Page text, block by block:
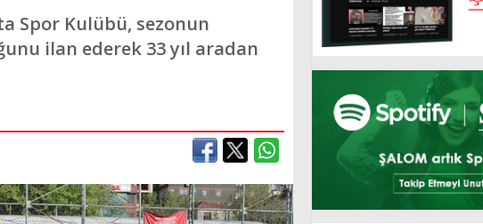
Spor Kulübü, sezonun
ilan ederek 33 yıl aradan